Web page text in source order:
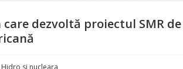
dezvoltă proiectul SMR
Hidro si nucleara